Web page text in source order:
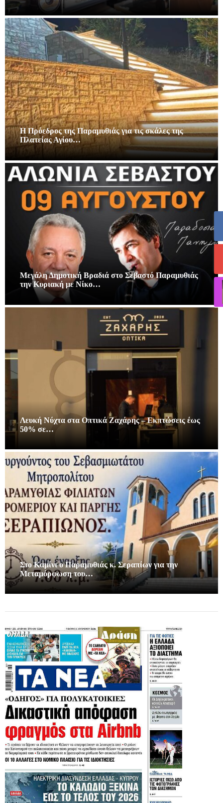
Η Πρόεδρος της Παραμυθιάς για τις σκάλες της
Πλατείας Αγίου…
Μεγάλη Δημοτική Βραδιά στο Σεβαστό Παραμυθιάς
την Κυριακή με Νίκο…
Λευκή Νύχτα στα Οπτικά Ζαχάρης – Εκπτώσεις έως
50% σε…
Στο Καμίνι ο Παραμυθιάς κ. Σεραπίων για την
Μεταμόρφωση του…